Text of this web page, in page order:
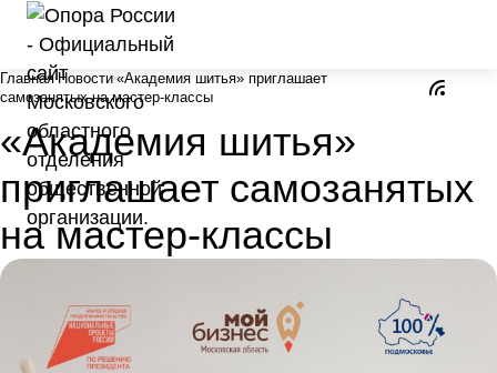
Главная Новости «Академия шитья» приглашает
самозанятых на мастер-классы
«Академия шитья»
приглашает самозанятых
на мастер-классы